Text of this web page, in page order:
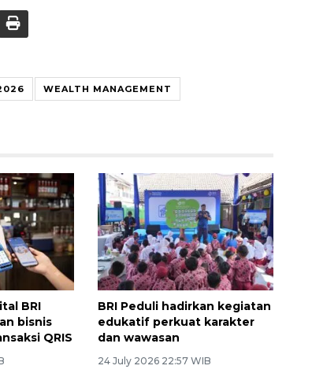
WEALTH MANAGEMENT
BRI
bisnis
QRIS
BRI Peduli hadirkan kegiatan
edukatif perkuat karakter
dan wawasan
24 July 2026 22:57 WIB